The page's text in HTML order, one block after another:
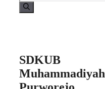
SDKUB
Muhammadiyah